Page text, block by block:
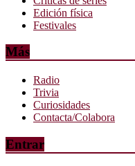
Edición física
Festivales
Más
Radio
Trivia
Curiosidades
Contacta/Colabora
Entrar